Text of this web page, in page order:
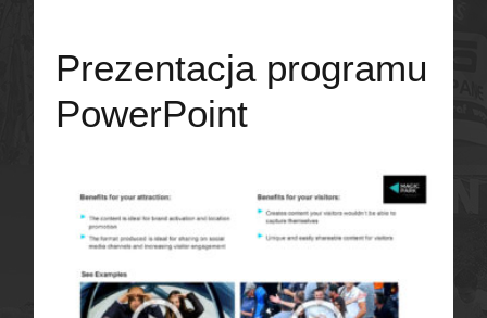
Prezentacja programu
PowerPoint